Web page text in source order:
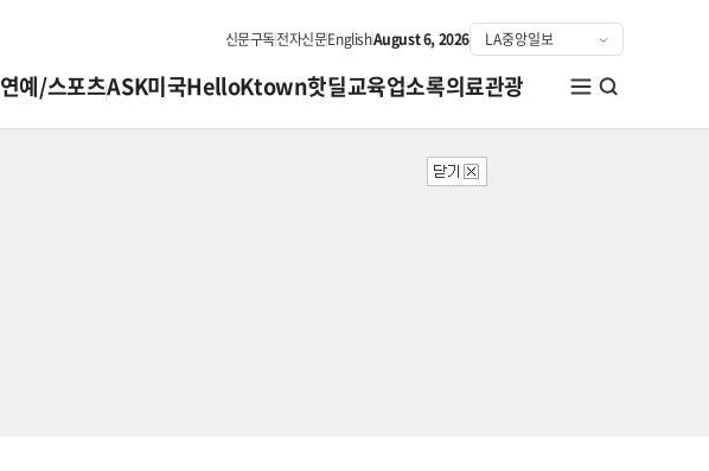
신문구독전자신문EnglishAugust 6, 2026
연예/스포츠ASK미국HelloKtown핫딜교육업소록의료관광